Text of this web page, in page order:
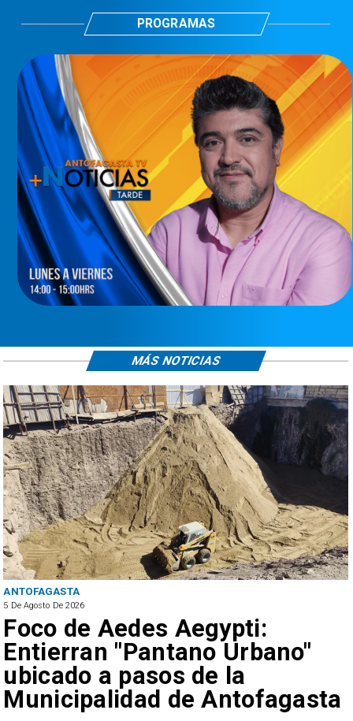
PROGRAMAS
ANTOFAGASTA
5 De Agosto De 2026
Foco de Aedes Aegypti:
Entierran "Pantano Urbano"
ubicado a pasos de la
Municipalidad de Antofagasta
MÁS NOTICIAS